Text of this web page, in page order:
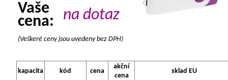
Vaše
cena:
na dotaz
(Veškeré ceny jsou uvedeny bez DPH)
kapacita kód cena
akční
cena
sklad EU